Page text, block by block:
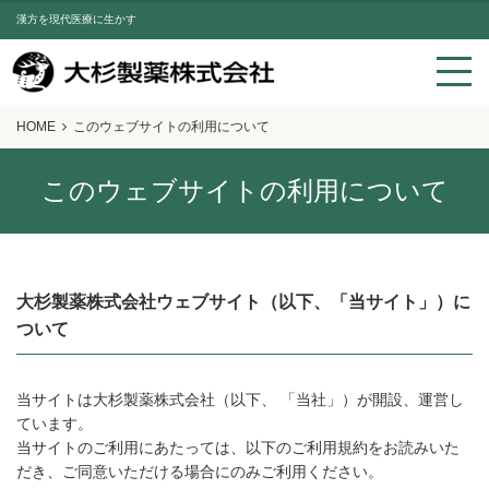
漢方を現代医療に生かす
HOME このウェブサイトの利用について
このウェブサイトの利用について
大杉製薬株式会社ウェブサイト（以下、「当サイト」）に
ついて
当サイトは大杉製薬株式会社（以下、 「当社」）が開設、運営し
ています。
当サイトのご利用にあたっては、以下のご利用規約をお読みいた
だき、ご同意いただける場合にのみご利用ください。